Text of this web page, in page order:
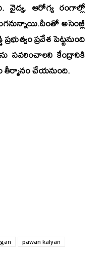
వైద్య, ఆరోగ్య రంగాల్లో
అసెంబ్లీ
ప్రవేశ పెట్టనుంది
సవరించాలని కేంద్రానికి
తీర్మానం చేయనుంది.
pawan kalyan